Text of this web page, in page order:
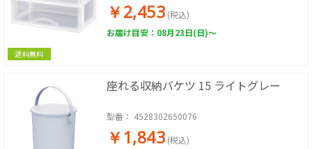
送料無料
￥2,453 (税込)
お届け目安：08月23日(日)～
座れる収納バケツ 15 ライトグレー
型番： 4528302650076
￥1,843 (税込)